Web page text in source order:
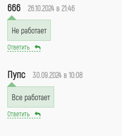
666 26.10.2024 в 21:46
Не работает
Ответить
Пупс 30.09.2024 в 10:08
Все работает
Ответить